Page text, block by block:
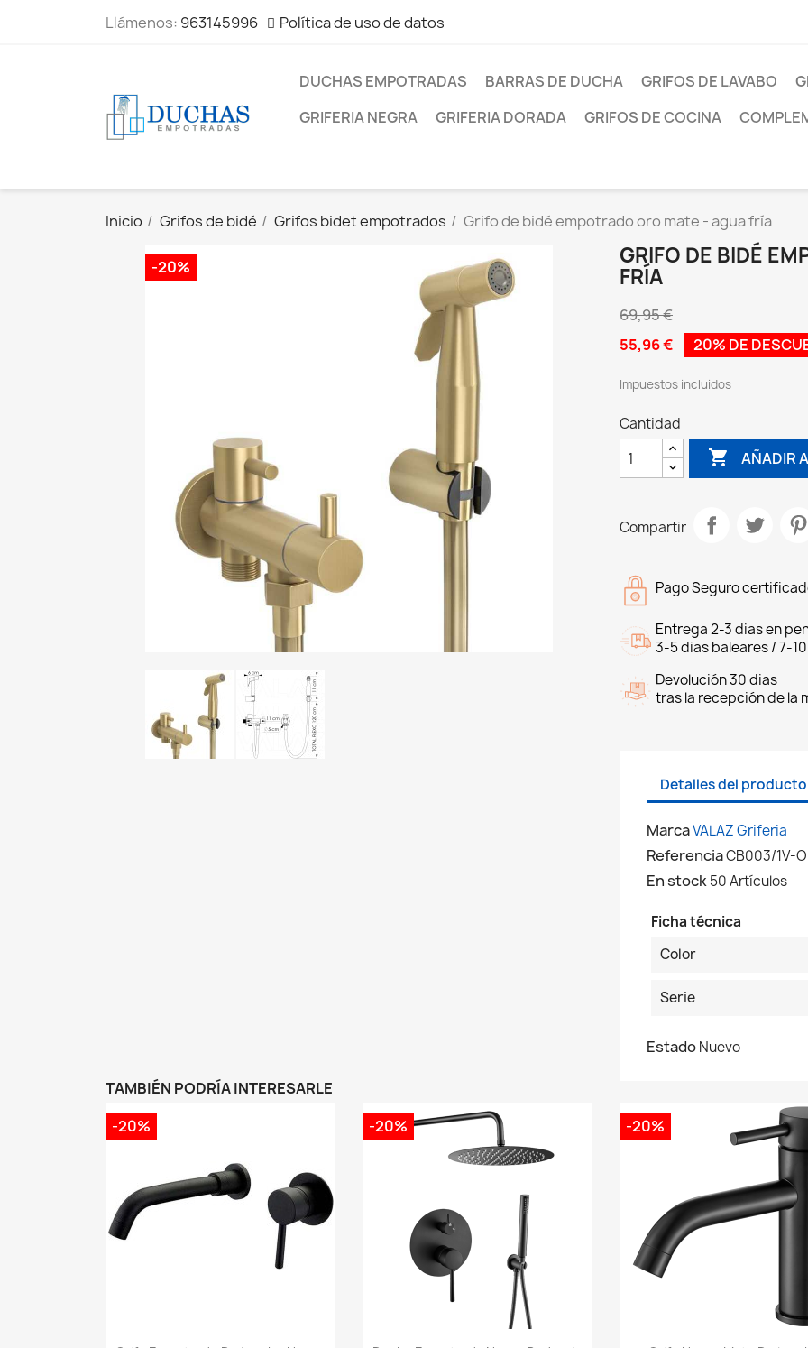
Llámenos: 963145996 Política de uso de datos
DUCHAS EMPOTRADAS BARRAS DE DUCHA GRIFOS DE LAVABO
GRIFERIA NEGRA
GRIFERIA DORADA GRIFOS DE COCINA
Inicio Grifos de bidé Grifos bidet empotrados Grifo de bidé empotrado oro mate - agua fría
-20%
GRIFO DE BIDÉ
FRÍA
69,95 €
55,96 €
20% DE
Impuestos incluidos
Cantidad
 AÑADIR
Compartir
Pago Seguro
Entrega 2-3 dias en
3-5 dias baleares / 7-
Devolución 30 dias
tras la recepción de la
Detalles del producto
MarcaVALAZ Griferia
ReferenciaCB003/1V-
En stock50 Artículos
Ficha técnica
Color
Serie
EstadoNuevo
TAMBIÉN PODRÍA INTERESARLE
-20% -20% -20%